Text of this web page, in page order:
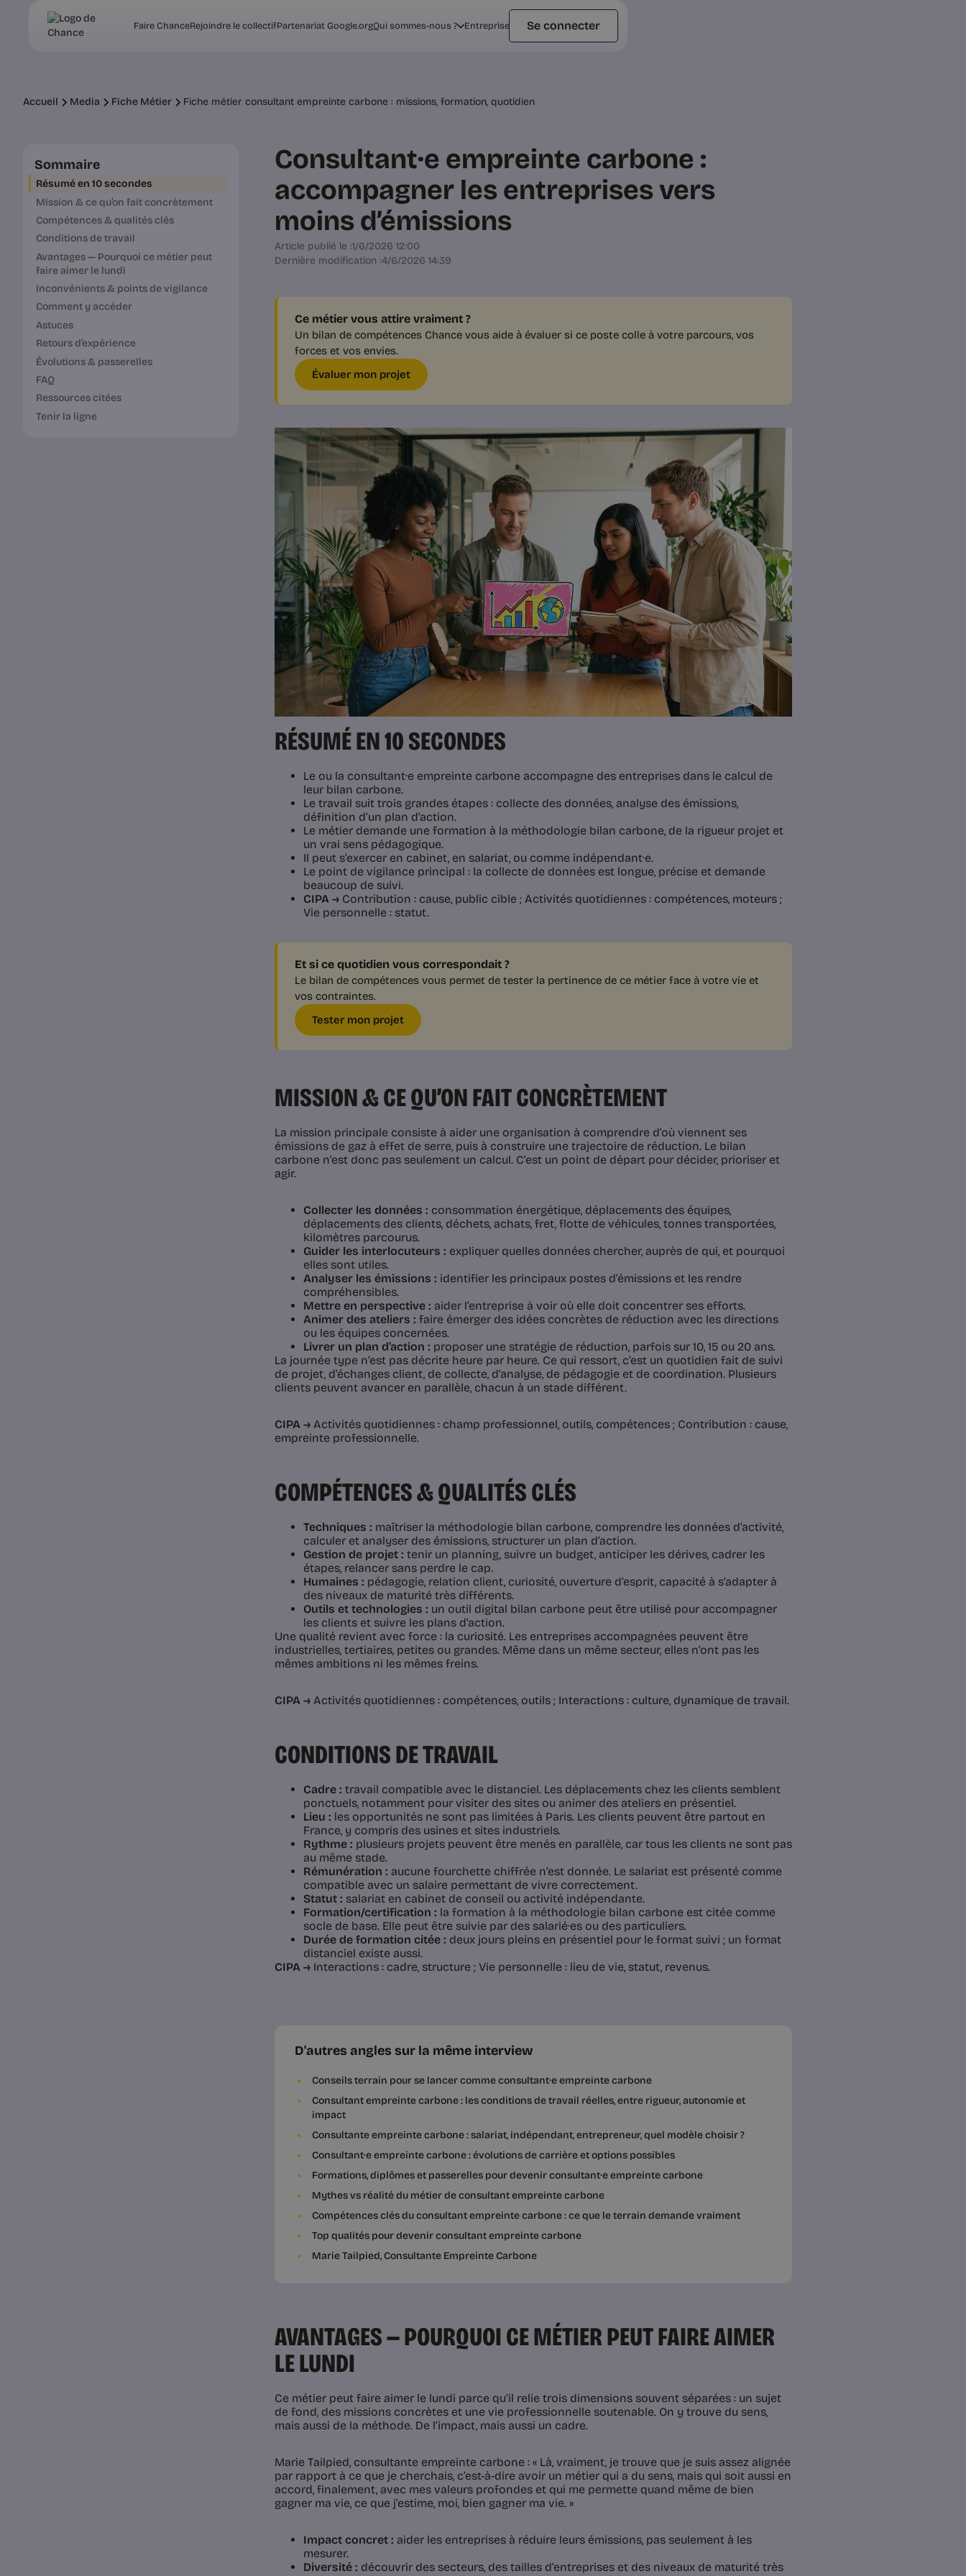
Faire ChanceRejoindre le collectifPartenariat Google.orgQui sommes-nous ? Entreprise Se connecter
Accueil Media Fiche Métier Fiche métier consultant empreinte carbone : missions, formation, quotidien
Sommaire
Résumé en 10 secondes
Mission & ce qu’on fait concrètement
Compétences & qualités clés
Conditions de travail
Avantages — Pourquoi ce métier peut
faire aimer le lundi
Inconvénients & points de vigilance
Comment y accéder
Astuces
Retours d’expérience
Évolutions & passerelles
FAQ
Ressources citées
Tenir la ligne
Consultant·e empreinte carbone :
accompagner les entreprises vers
moins d’émissions
Article publié le :1/6/2026 12:00
Dernière modification :4/6/2026 14:39
Ce métier vous attire vraiment ?
Un bilan de compétences Chance vous aide à évaluer si ce poste colle à votre parcours, vos
forces et vos envies.
Évaluer mon projet
RÉSUMÉ EN 10 SECONDES
Le ou la consultant·e empreinte carbone accompagne des entreprises dans le calcul de
leur bilan carbone.
Le travail suit trois grandes étapes : collecte des données, analyse des émissions,
définition d’un plan d’action.
Le métier demande une formation à la méthodologie bilan carbone, de la rigueur projet et
un vrai sens pédagogique.
Il peut s’exercer en cabinet, en salariat, ou comme indépendant·e.
Le point de vigilance principal : la collecte de données est longue, précise et demande
beaucoup de suivi.
CIPA → Contribution : cause, public cible ; Activités quotidiennes : compétences, moteurs ;
Vie personnelle : statut.
Et si ce quotidien vous correspondait ?
Le bilan de compétences vous permet de tester la pertinence de ce métier face à votre vie et
vos contraintes.
Tester mon projet
MISSION & CE QU’ON FAIT CONCRÈTEMENT
La mission principale consiste à aider une organisation à comprendre d’où viennent ses
émissions de gaz à effet de serre, puis à construire une trajectoire de réduction. Le bilan
carbone n’est donc pas seulement un calcul. C’est un point de départ pour décider, prioriser et
agir.
Collecter les données : consommation énergétique, déplacements des équipes,
déplacements des clients, déchets, achats, fret, flotte de véhicules, tonnes transportées,
kilomètres parcourus.
Guider les interlocuteurs : expliquer quelles données chercher, auprès de qui, et pourquoi
elles sont utiles.
Analyser les émissions : identifier les principaux postes d’émissions et les rendre
compréhensibles.
Mettre en perspective : aider l’entreprise à voir où elle doit concentrer ses efforts.
Animer des ateliers : faire émerger des idées concrètes de réduction avec les directions
ou les équipes concernées.
Livrer un plan d’action : proposer une stratégie de réduction, parfois sur 10, 15 ou 20 ans.
La journée type n’est pas décrite heure par heure. Ce qui ressort, c’est un quotidien fait de suivi
de projet, d’échanges client, de collecte, d’analyse, de pédagogie et de coordination. Plusieurs
clients peuvent avancer en parallèle, chacun à un stade différent.
CIPA → Activités quotidiennes : champ professionnel, outils, compétences ; Contribution : cause,
empreinte professionnelle.
COMPÉTENCES & QUALITÉS CLÉS
Techniques : maîtriser la méthodologie bilan carbone, comprendre les données d’activité,
calculer et analyser des émissions, structurer un plan d’action.
Gestion de projet : tenir un planning, suivre un budget, anticiper les dérives, cadrer les
étapes, relancer sans perdre le cap.
Humaines : pédagogie, relation client, curiosité, ouverture d’esprit, capacité à s’adapter à
des niveaux de maturité très différents.
Outils et technologies : un outil digital bilan carbone peut être utilisé pour accompagner
les clients et suivre les plans d’action.
Une qualité revient avec force : la curiosité. Les entreprises accompagnées peuvent être
industrielles, tertiaires, petites ou grandes. Même dans un même secteur, elles n’ont pas les
mêmes ambitions ni les mêmes freins.
CIPA → Activités quotidiennes : compétences, outils ; Interactions : culture, dynamique de travail.
CONDITIONS DE TRAVAIL
Cadre : travail compatible avec le distanciel. Les déplacements chez les clients semblent
ponctuels, notamment pour visiter des sites ou animer des ateliers en présentiel.
Lieu : les opportunités ne sont pas limitées à Paris. Les clients peuvent être partout en
France, y compris des usines et sites industriels.
Rythme : plusieurs projets peuvent être menés en parallèle, car tous les clients ne sont pas
au même stade.
Rémunération : aucune fourchette chiffrée n’est donnée. Le salariat est présenté comme
compatible avec un salaire permettant de vivre correctement.
Statut : salariat en cabinet de conseil ou activité indépendante.
Formation/certification : la formation à la méthodologie bilan carbone est citée comme
socle de base. Elle peut être suivie par des salarié·es ou des particuliers.
Durée de formation citée : deux jours pleins en présentiel pour le format suivi ; un format
distanciel existe aussi.
CIPA → Interactions : cadre, structure ; Vie personnelle : lieu de vie, statut, revenus.
D'autres angles sur la même interview
Conseils terrain pour se lancer comme consultant·e empreinte carbone
Consultant empreinte carbone : les conditions de travail réelles, entre rigueur, autonomie et
impact
Consultante empreinte carbone : salariat, indépendant, entrepreneur, quel modèle choisir ?
Consultant·e empreinte carbone : évolutions de carrière et options possibles
Formations, diplômes et passerelles pour devenir consultant·e empreinte carbone
Mythes vs réalité du métier de consultant empreinte carbone
Compétences clés du consultant empreinte carbone : ce que le terrain demande vraiment
Top qualités pour devenir consultant empreinte carbone
Marie Tailpied, Consultante Empreinte Carbone
AVANTAGES — POURQUOI CE MÉTIER PEUT FAIRE AIMER
LE LUNDI
Ce métier peut faire aimer le lundi parce qu’il relie trois dimensions souvent séparées : un sujet
de fond, des missions concrètes et une vie professionnelle soutenable. On y trouve du sens,
mais aussi de la méthode. De l’impact, mais aussi un cadre.
Marie Tailpied, consultante empreinte carbone : « Là, vraiment, je trouve que je suis assez alignée
par rapport à ce que je cherchais, c’est-à-dire avoir un métier qui a du sens, mais qui soit aussi en
accord, finalement, avec mes valeurs profondes et qui me permette quand même de bien
gagner ma vie, ce que j’estime, moi, bien gagner ma vie. »
Impact concret : aider les entreprises à réduire leurs émissions, pas seulement à les
mesurer.
Diversité : découvrir des secteurs, des tailles d’entreprises et des niveaux de maturité très